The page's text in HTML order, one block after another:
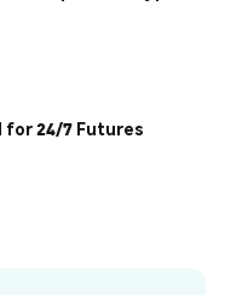
for 24/7 Futures